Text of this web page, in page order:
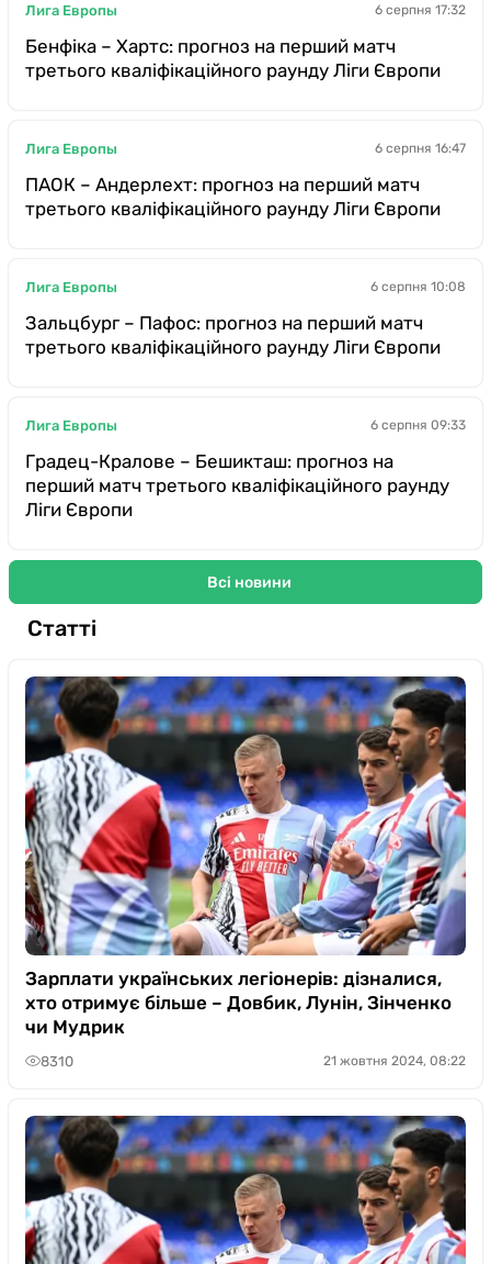
Лига Европы 6 серпня 17:32
Бенфіка – Хартс: прогноз на перший матч
третього кваліфікаційного раунду Ліги Європи
Лига Европы 6 серпня 16:47
ПАОК – Андерлехт: прогноз на перший матч
третього кваліфікаційного раунду Ліги Європи
Лига Европы 6 серпня 10:08
Зальцбург – Пафос: прогноз на перший матч
третього кваліфікаційного раунду Ліги Європи
Лига Европы 6 серпня 09:33
Градец-Кралове – Бешикташ: прогноз на
перший матч третього кваліфікаційного раунду
Ліги Європи
Всі новини
Статті
Зарплати українських легіонерів: дізналися,
хто отримує більше – Довбик, Лунін, Зінченко
чи Мудрик
8310 21 жовтня 2024, 08:22